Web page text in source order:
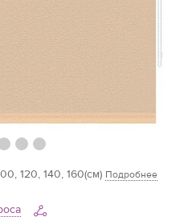
120, 140, 160(см) Подробнее